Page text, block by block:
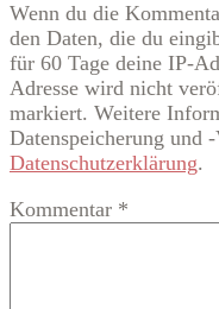
Wenn du die
den Daten, die du
für 60 Tage deine IP-
Adresse wird nicht
markiert. Weitere
Datenspeicherung und
Datenschutzerklärung.
Kommentar *